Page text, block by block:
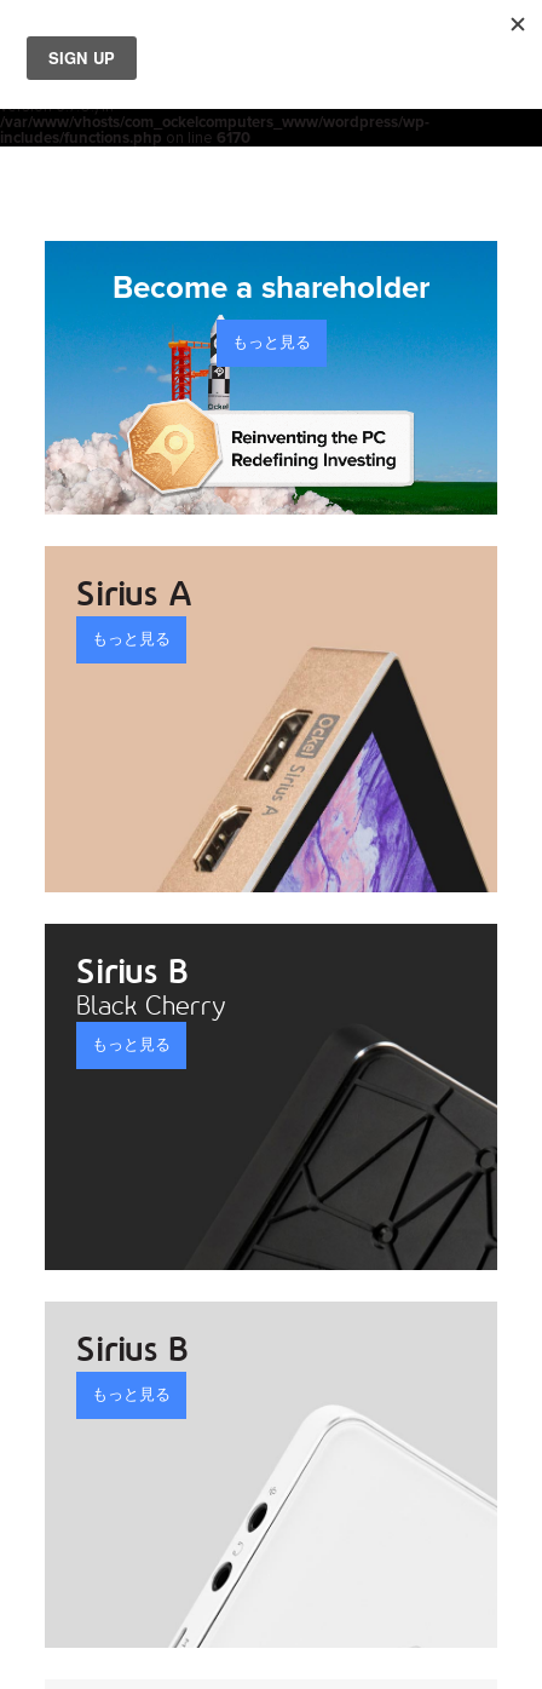
Translation loading for the
usually an indicator for some code in the plugin or theme running too early.
Translations should be loaded at the
version 6.7.0.) in
/var/www/vhosts/com_ockelcomputers_www/wordpress/wp-
includes/functions.php on line 6170
ム
製品
ニュース
Become a shareholder
もっと見る
Sirius A
もっと見る
Sirius B
Black Cherry
もっと見る
Sirius B
もっと見る